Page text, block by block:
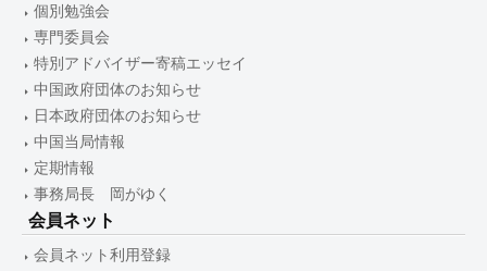
個別勉強会
専門委員会
特別アドバイザー寄稿エッセイ
中国政府団体のお知らせ
日本政府団体のお知らせ
中国当局情報
定期情報
事務局長 岡がゆく
会員ネット
会員ネット利用登録